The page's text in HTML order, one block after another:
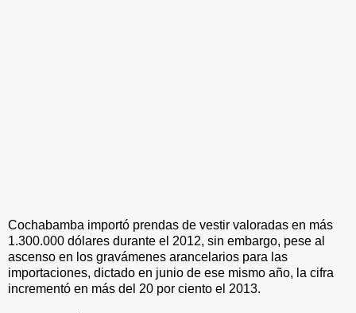
Cochabamba importó prendas de vestir valoradas en más
1.300.000 dólares durante el 2012, sin embargo, pese al
ascenso en los gravámenes arancelarios para las
importaciones, dictado en junio de ese mismo año, la cifra
incrementó en más del 20 por ciento el 2013.